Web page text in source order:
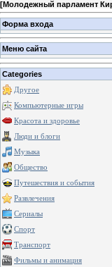
[Молодежный парламент
Форма входа
Меню сайта
Categories
Другое
Компьютерные игры
Красота и здоровье
Люди и блоги
Музыка
Общество
Путешествия и события
Развлечения
Сериалы
Спорт
Транспорт
Фильмы и анимация